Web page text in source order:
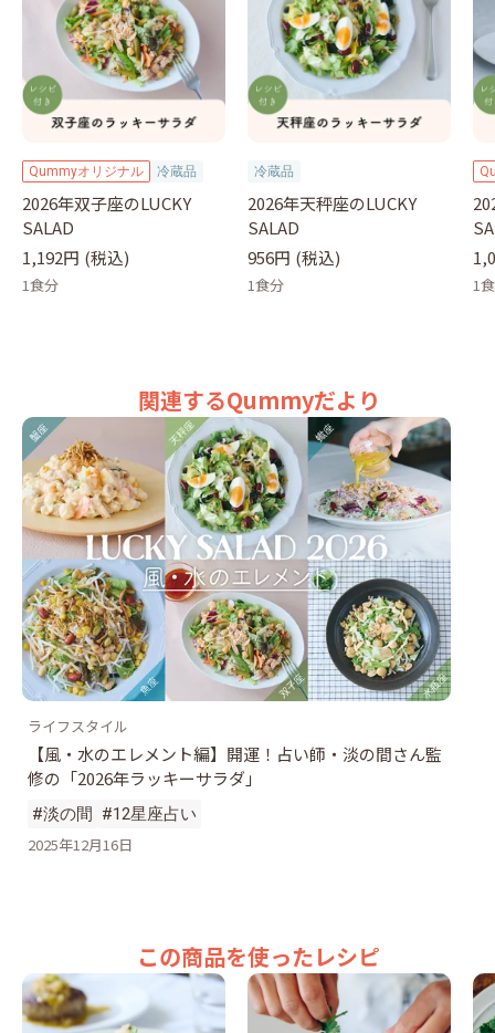
Qummyオリジナル 冷蔵品
2026年双子座のLUCKY
SALAD
1,192円 (税込)
1食分
冷蔵品
2026年天秤座のLUCKY
SALAD
956円 (税込)
1食分 1
関連するQummyだより
ライフスタイル
【風・水のエレメント編】開運！占い師・淡の間さん監
修の「2026年ラッキーサラダ」
#淡の間 #12星座占い
2025年12月16日
この商品を使ったレシピ